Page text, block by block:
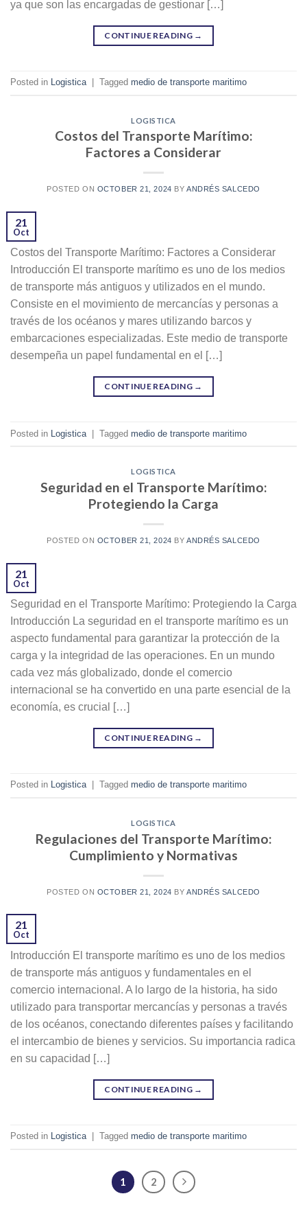
ya que son las encargadas de gestionar […]
CONTINUE READING →
Posted in Logistica Tagged medio de transporte maritimo
LOGISTICA
Costos del Transporte Marítimo:
Factores a Considerar
POSTED ON OCTOBER 21, 2024 BY ANDRÉS SALCEDO
21
Oct
Costos del Transporte Marítimo: Factores a Considerar
Introducción El transporte marítimo es uno de los medios
de transporte más antiguos y utilizados en el mundo.
Consiste en el movimiento de mercancías y personas a
través de los océanos y mares utilizando barcos y
embarcaciones especializadas. Este medio de transporte
desempeña un papel fundamental en el […]
CONTINUE READING →
Posted in Logistica | Tagged medio de transporte maritimo
LOGISTICA
Seguridad en el Transporte Marítimo:
Protegiendo la Carga
POSTED ON OCTOBER 21, 2024 BY ANDRÉS SALCEDO
21
Oct
Seguridad en el Transporte Marítimo: Protegiendo la Carga
Introducción La seguridad en el transporte marítimo es un
aspecto fundamental para garantizar la protección de la
carga y la integridad de las operaciones. En un mundo
cada vez más globalizado, donde el comercio
internacional se ha convertido en una parte esencial de la
economía, es crucial […]
CONTINUE READING →
Posted in Logistica Tagged medio de transporte maritimo
LOGISTICA
Regulaciones del Transporte Marítimo:
Cumplimiento y Normativas
POSTED ON OCTOBER 21, 2024 BY ANDRÉS SALCEDO
21
Oct
Introducción El transporte marítimo es uno de los medios
de transporte más antiguos y fundamentales en el
comercio internacional. A lo largo de la historia, ha sido
utilizado para transportar mercancías y personas a través
de los océanos, conectando diferentes países y facilitando
el intercambio de bienes y servicios. Su importancia radica
en su capacidad […]
CONTINUE READING →
Posted in Logistica Tagged medio de transporte maritimo
1 2